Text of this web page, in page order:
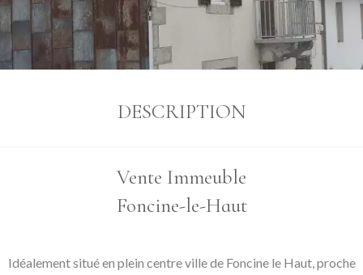
DESCRIPTION
Vente Immeuble
Foncine-le-Haut
Idéalement situé en plein centre ville de Foncine le Haut, proche